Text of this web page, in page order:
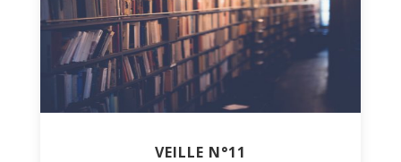
VEILLE N°11